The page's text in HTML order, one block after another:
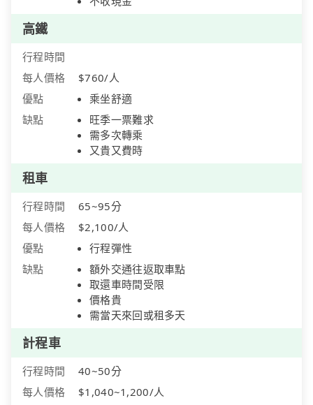
高鐵
行程時間
每人價格
$760/人
優點
乘坐舒適
缺點
旺季一票難求
需多次轉乘
又貴又費時
租車
行程時間
65~95分
每人價格
$2,100/人
優點
行程彈性
缺點
額外交通往返取車點
取還車時間受限
價格貴
需當天來回或租多天
計程車
行程時間
40~50分
每人價格
$1,040~1,200/人